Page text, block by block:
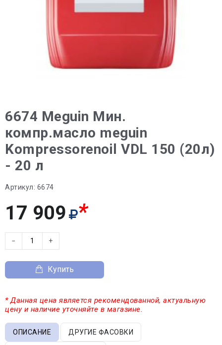
6674 Meguin Мин.
компр.масло meguin
Kompressorenoil VDL 150 (20л)
- 20 л
Артикул: 6674
17 909 *
− +
Купить
* Данная цена является рекомендованной, актуальную
цену и наличие уточняйте в магазине.
ОПИСАНИЕ ДРУГИЕ ФАСОВКИ